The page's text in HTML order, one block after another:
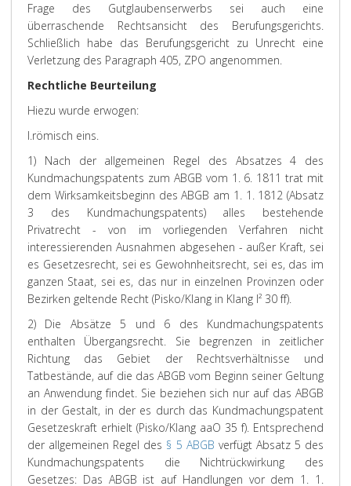
Frage des Gutglaubenserwerbs sei auch eine
überraschende Rechtsansicht des Berufungsgerichts.
Schließlich habe das Berufungsgericht zu Unrecht eine
Verletzung des Paragraph 405, ZPO angenommen.
Rechtliche Beurteilung
Hiezu wurde erwogen:
I.römisch eins.
1) Nach der allgemeinen Regel des Absatzes 4 des
Kundmachungspatents zum ABGB vom 1. 6. 1811 trat mit
dem Wirksamkeitsbeginn des ABGB am 1. 1. 1812 (Absatz
3 des Kundmachungspatents) alles bestehende
Privatrecht - von im vorliegenden Verfahren nicht
interessierenden Ausnahmen abgesehen - außer Kraft, sei
es Gesetzesrecht, sei es Gewohnheitsrecht, sei es, das im
ganzen Staat, sei es, das nur in einzelnen Provinzen oder
Bezirken geltende Recht (Pisko/Klang in Klang I² 30 ff).
2) Die Absätze 5 und 6 des Kundmachungspatents
enthalten Übergangsrecht. Sie begrenzen in zeitlicher
Richtung das Gebiet der Rechtsverhältnisse und
Tatbestände, auf die das ABGB vom Beginn seiner Geltung
an Anwendung findet. Sie beziehen sich nur auf das ABGB
in der Gestalt, in der es durch das Kundmachungspatent
Gesetzeskraft erhielt (Pisko/Klang aaO 35 f). Entsprechend
der allgemeinen Regel des § 5 ABGB verfügt Absatz 5 des
Kundmachungspatents die Nichtrückwirkung des
Gesetzes: Das ABGB ist auf Handlungen vor dem 1. 1.